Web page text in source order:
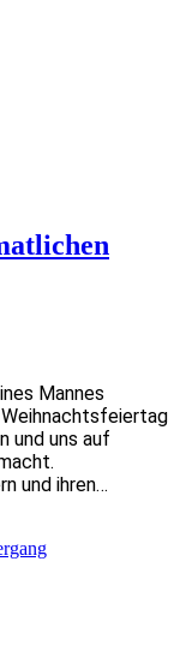
Mannes
und uns auf
und ihren…